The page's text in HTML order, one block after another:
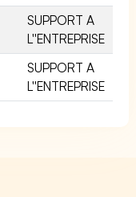
SUPPORT A
L''ENTREPRISE
SUPPORT A
L''ENTREPRISE